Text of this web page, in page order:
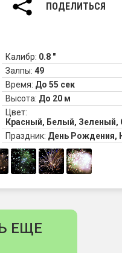
ПОДЕЛИТЬСЯ
Калибр: 0.8 "
Залпы: 49
Время: До 55 сек
Высота: До 20 м
Цвет:
Красный, Белый, Зеленый,
Праздник: День Рождения,
ЕЩЕ